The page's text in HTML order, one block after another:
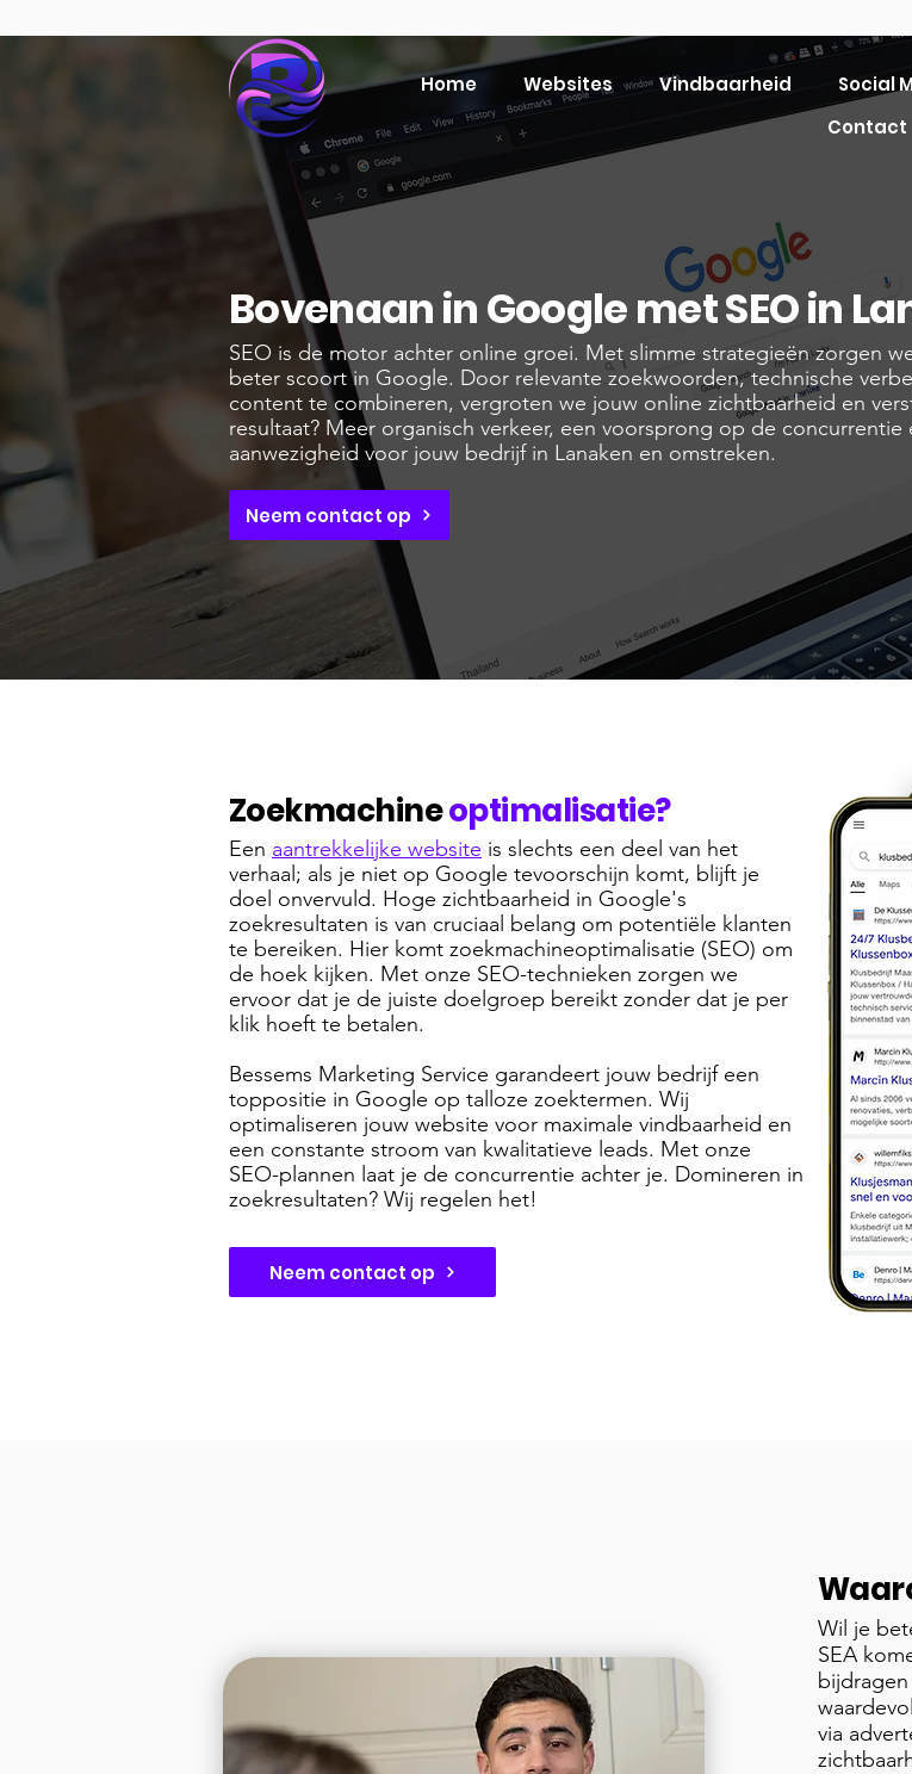
Home Websites Vindbaarheid Social
Contact
Bovenaan in Google met SEO in
SEO is de motor achter online groei. Met slimme strategieën zorgen
beter scoort in Google. Door relevante zoekwoorden, technische
content te combineren, vergroten we jouw online zichtbaarheid en
resultaat? Meer organisch verkeer, een voorsprong op de concurrentie
aanwezigheid voor jouw bedrijf in Lanaken en omstreken.
Neem contact op
Zoekmachineoptimalisatie?
Een aantrekkelijke website is slechts een deel van het
verhaal; als je niet op Google tevoorschijn komt, blijft je
doel onvervuld. Hoge zichtbaarheid in Google's
zoekresultaten is van cruciaal belang om potentiële klanten
te bereiken. Hier komt zoekmachineoptimalisatie (SEO) om
de hoek kijken. Met onze SEO-technieken zorgen we
ervoor dat je de juiste doelgroep bereikt zonder dat je per
klik hoeft te betalen.
Bessems Marketing Service garandeert jouw bedrijf een
toppositie in Google op talloze zoektermen. Wij
optimaliseren jouw website voor maximale vindbaarheid en
een constante stroom van kwalitatieve leads. Met onze
SEO-plannen laat je de concurrentie achter je. Domineren in
zoekresultaten? Wij regelen het!
Neem contact op
Wil je
SEA
via